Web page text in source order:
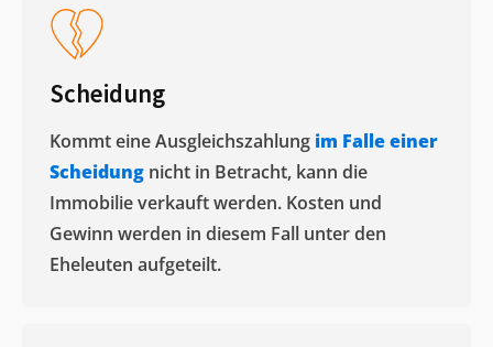
Scheidung
Kommt eine Ausgleichszahlung im Falle einer
Scheidung nicht in Betracht, kann die
Immobilie verkauft werden. Kosten und
Gewinn werden in diesem Fall unter den
Eheleuten aufgeteilt.​